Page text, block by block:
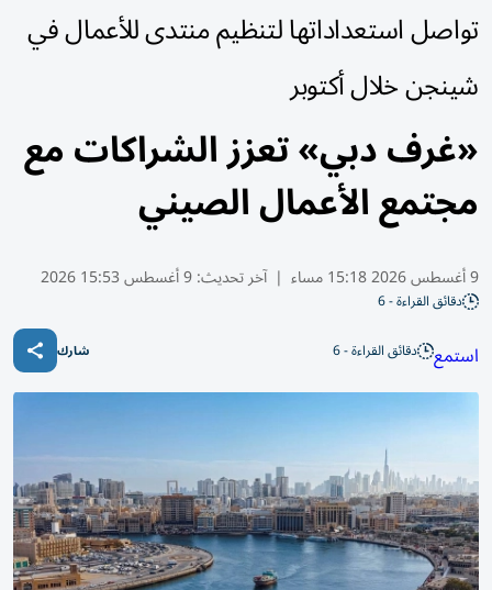
تواصل استعداداتها لتنظيم منتدى للأعمال في
شينجن خلال أكتوبر
«غرف دبي» تعزز الشراكات مع
مجتمع الأعمال الصيني
9 أغسطس 2026 15:18 مساء | آخر تحديث:9 أغسطس 15:53 2026
دقائق القراءة - 6
استمع دقائق القراءة - 6 شارك